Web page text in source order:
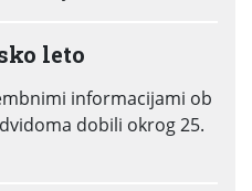
leto
informacijami ob
dobili okrog 25.